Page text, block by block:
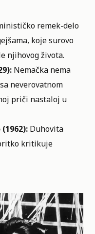
remek-delo
koje surovo
njihovog života.
Nemačka nema
neverovatnom
priči nastaloj u
Duhovita
kritikuje